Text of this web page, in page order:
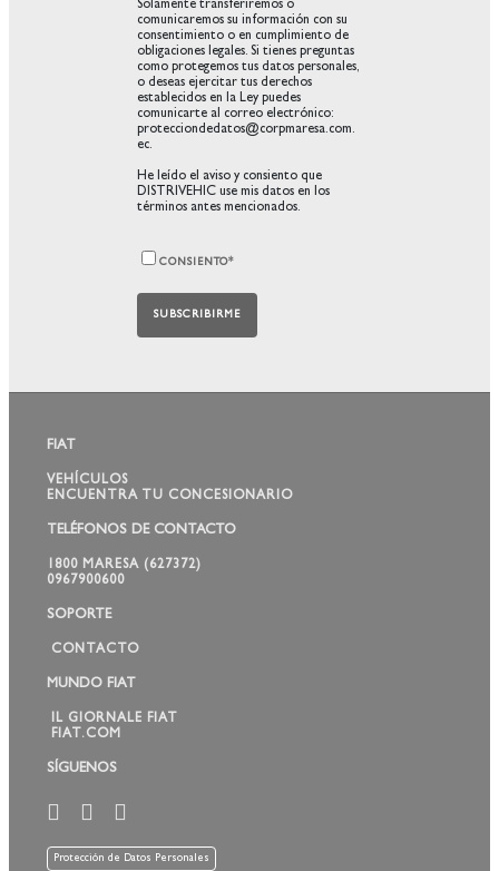
Solamente transferiremos o
comunicaremos su información con su
consentimiento o en cumplimiento de
obligaciones legales. Si tienes preguntas
como protegemos tus datos personales,
o deseas ejercitar tus derechos
establecidos en la Ley puedes
comunicarte al correo electrónico:
protecciondedatos@corpmaresa.com.
ec.
He leído el aviso y consiento que
DISTRIVEHIC use mis datos en los
términos antes mencionados.
CONSIENTO*
FIAT
VEHÍCULOS
ENCUENTRA TU CONCESIONARIO
TELÉFONOS DE CONTACTO
1800 MARESA (627372)
0967900600
SOPORTE
CONTACTO
MUNDO FIAT
IL GIORNALE FIAT
FIAT.COM
SÍGUENOS
Protección de Datos Personales